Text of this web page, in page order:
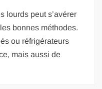
lourds peut s’avérer
bonnes méthodes.
ou réfrigérateurs
mais aussi de